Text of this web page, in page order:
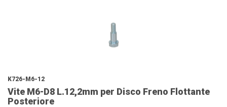
K726-M6-12
Vite M6-D8 L.12,2mm per Disco Freno Flottante
Posteriore